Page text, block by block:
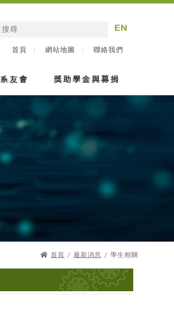
首頁 網站地圖 聯絡我們
系友會 獎助學金與募捐
首頁 / 最新消息 / 學生相關